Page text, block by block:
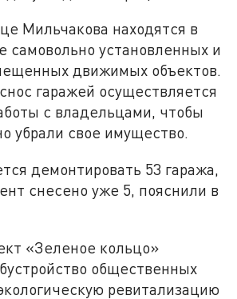
Мильчакова находятся в
самовольно установленных и
движимых объектов.
гаражей осуществляется
с владельцами, чтобы
убрали свое имущество.
демонтировать 53 гаража,
снесено уже 5, пояснили в
«Зеленое кольцо»
общественных
ревитализацию